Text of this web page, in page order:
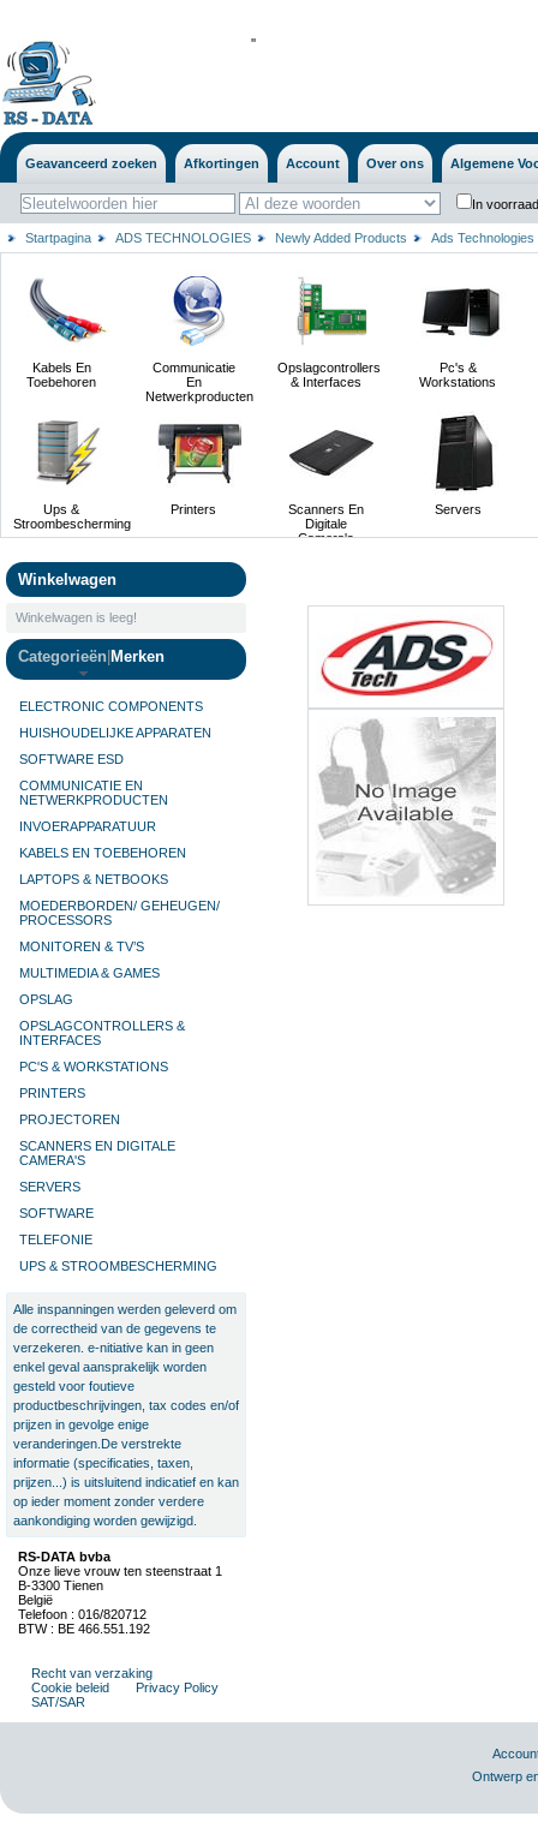
''
Geavanceerd zoeken Afkortingen Account Over ons Algemene
In
Startpagina ADS TECHNOLOGIES Newly Added Products Ads Technologies
Kabels En
Toebehoren
Communicatie
En
Netwerkproducten
Opslagcontrollers
& Interfaces
Pc's &
Workstations
Ups &
Stroombescherming
Printers
Scanners En
Digitale
Camera's
Servers
Winkelwagen
Winkelwagen is leeg!
Categorieën Merken
ELECTRONIC COMPONENTS
HUISHOUDELIJKE APPARATEN
SOFTWARE ESD
COMMUNICATIE EN
NETWERKPRODUCTEN
INVOERAPPARATUUR
KABELS EN TOEBEHOREN
LAPTOPS & NETBOOKS
MOEDERBORDEN/ GEHEUGEN/
PROCESSORS
MONITOREN & TV’S
MULTIMEDIA & GAMES
OPSLAG
OPSLAGCONTROLLERS &
INTERFACES
PC'S & WORKSTATIONS
PRINTERS
PROJECTOREN
SCANNERS EN DIGITALE
CAMERA'S
SERVERS
SOFTWARE
TELEFONIE
UPS & STROOMBESCHERMING
Alle inspanningen werden geleverd om
de correctheid van de gegevens te
verzekeren. e-nitiative kan in geen
enkel geval aansprakelijk worden
gesteld voor foutieve
productbeschrijvingen, tax codes en/of
prijzen in gevolge enige
veranderingen.De verstrekte
informatie (specificaties, taxen,
prijzen...) is uitsluitend indicatief en kan
op ieder moment zonder verdere
aankondiging worden gewijzigd.
RS-DATA bvba
Onze lieve vrouw ten steenstraat 1
B-3300 Tienen
België
Telefoon : 016/820712
BTW : BE 466.551.192
Recht van verzaking
Cookie beleid
Privacy Policy
SAT/SAR
Ontwerp